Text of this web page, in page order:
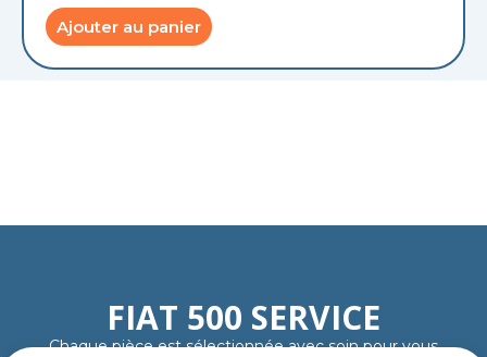
Ajouter au panier
FIAT 500 SERVICE
Chaque pièce est sélectionnée avec soin pour vous